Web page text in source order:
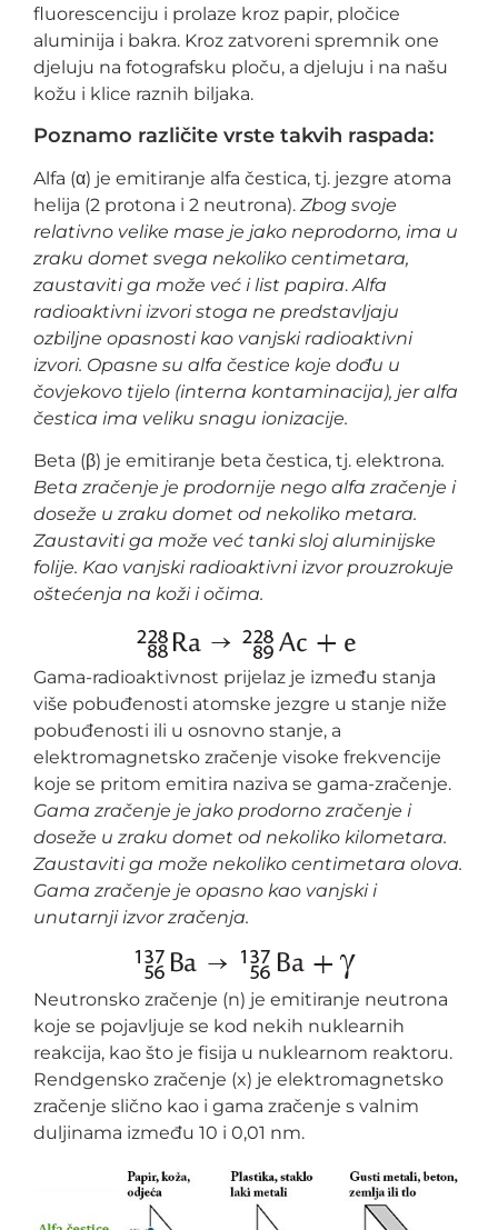
fluorescenciju i prolaze kroz papir, pločice
aluminija i bakra. Kroz zatvoreni spremnik one
djeluju na fotografsku ploču, a djeluju i na našu
kožu i klice raznih biljaka.
Poznamo različite vrste takvih raspada:
Alfa (α) je emitiranje alfa čestica, tj. jezgre atoma
helija (2 protona i 2 neutrona). Zbog svoje
relativno velike mase je jako neprodorno, ima u
zraku domet svega nekoliko centimetara,
zaustaviti ga može već i list papira. Alfa
radioaktivni izvori stoga ne predstavljaju
ozbiljne opasnosti kao vanjski radioaktivni
izvori. Opasne su alfa čestice koje dođu u
čovjekovo tijelo (interna kontaminacija), jer alfa
čestica ima veliku snagu ionizacije.
Beta (β) je emitiranje beta čestica, tj. elektrona.
Beta zračenje je prodornije nego alfa zračenje i
doseže u zraku domet od nekoliko metara.
Zaustaviti ga može već tanki sloj aluminijske
folije. Kao vanjski radioaktivni izvor prouzrokuje
oštećenja na koži i očima.
Gama-radioaktivnost prijelaz je između stanja
više pobuđenosti atomske jezgre u stanje niže
pobuđenosti ili u osnovno stanje, a
elektromagnetsko zračenje visoke frekvencije
koje se pritom emitira naziva se gama-zračenje.
Gama zračenje je jako prodorno zračenje i
doseže u zraku domet od nekoliko kilometara.
Zaustaviti ga može nekoliko centimetara olova.
Gama zračenje je opasno kao vanjski i
unutarnji izvor zračenja.
Neutronsko zračenje (n) je emitiranje neutrona
koje se pojavljuje se kod nekih nuklearnih
reakcija, kao što je fisija u nuklearnom reaktoru.
Rendgensko zračenje (x) je elektromagnetsko
zračenje slično kao i gama zračenje s valnim
duljinama između 10 i 0,01 nm.